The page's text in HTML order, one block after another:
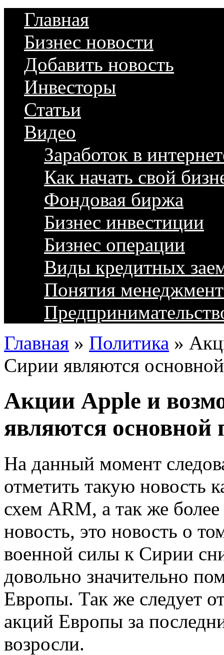
Главная
Бизнес новости
Добавить новость
Инвесторы
Статьи
Видео
Заработок в
Как начать свой
Фондовая биржа
Бизнес инвестиции
Бизнес операции
Виды кредитных
Понятия
Главная » Политика »
Сирии являются
Акции Apple и
являются
На данный момент
отметить такую новость
схем ARM, а так же
новость, это новость о
военной силы к Сирии
довольно значительно
Европы. Так же следует
акций Европы за
возросли.